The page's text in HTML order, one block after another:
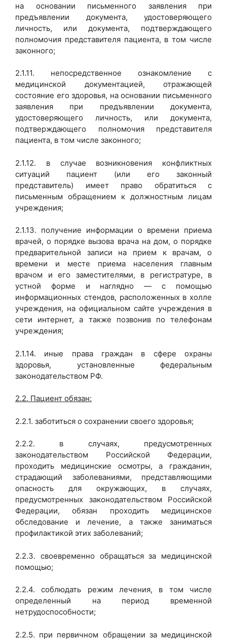
на основании письменного заявления при
предъявлении документа, удостоверяющего
личность, или документа, подтверждающего
полномочия представителя пациента, в том числе
законного;
2.1.11. непосредственное ознакомление с
медицинской документацией, отражающей
состояние его здоровья, на основании письменного
заявления при предъявлении документа,
удостоверяющего личность, или документа,
подтверждающего полномочия представителя
пациента, в том числе законного;
2.1.12. в случае возникновения конфликтных
ситуаций пациент (или его законный
представитель) имеет право обратиться с
письменным обращением к должностным лицам
учреждения;
2.1.13. получение информации о времени приема
врачей, о порядке вызова врача на дом, о порядке
предварительной записи на прием к врачам, о
времени и месте приема населения главным
врачом и его заместителями, в регистратуре, в
устной форме и наглядно — с помощью
информационных стендов, расположенных в холле
учреждения, на официальном сайте учреждения в
сети интернет, а также позвонив по телефонам
учреждения;
2.1.14. иные права граждан в сфере охраны
здоровья, установленные федеральным
законодательством РФ.
2.2. Пациент обязан:
2.2.1. заботиться о сохранении своего здоровья;
2.2.2. в случаях, предусмотренных
законодательством Российской Федерации,
проходить медицинские осмотры, а гражданин,
страдающий заболеваниями, представляющими
опасность для окружающих, в случаях,
предусмотренных законодательством Российской
Федерации, обязан проходить медицинское
обследование и лечение, а также заниматься
профилактикой этих заболеваний;
2.2.3. своевременно обращаться за медицинской
помощью;
2.2.4. соблюдать режим лечения, в том числе
определенный на период временной
нетрудоспособности;
2.2.5. при первичном обращении за медицинской